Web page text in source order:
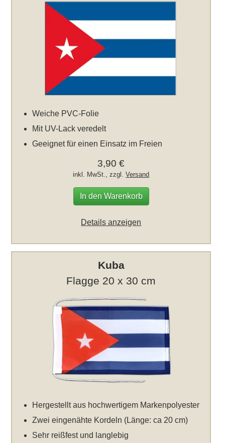
Weiche PVC-Folie
Mit UV-Lack veredelt
Geeignet für einen Einsatz im Freien
3,90 €
inkl. MwSt., zzgl.Versand
In den Warenkorb
Details anzeigen
Kuba
Flagge 20 x 30 cm
Hergestellt aus hochwertigem Markenpolyester
Zwei eingenähte Kordeln (Länge: ca 20 cm)
Sehr reißfest und langlebig